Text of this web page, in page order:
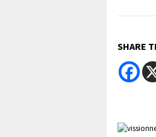
SHARE